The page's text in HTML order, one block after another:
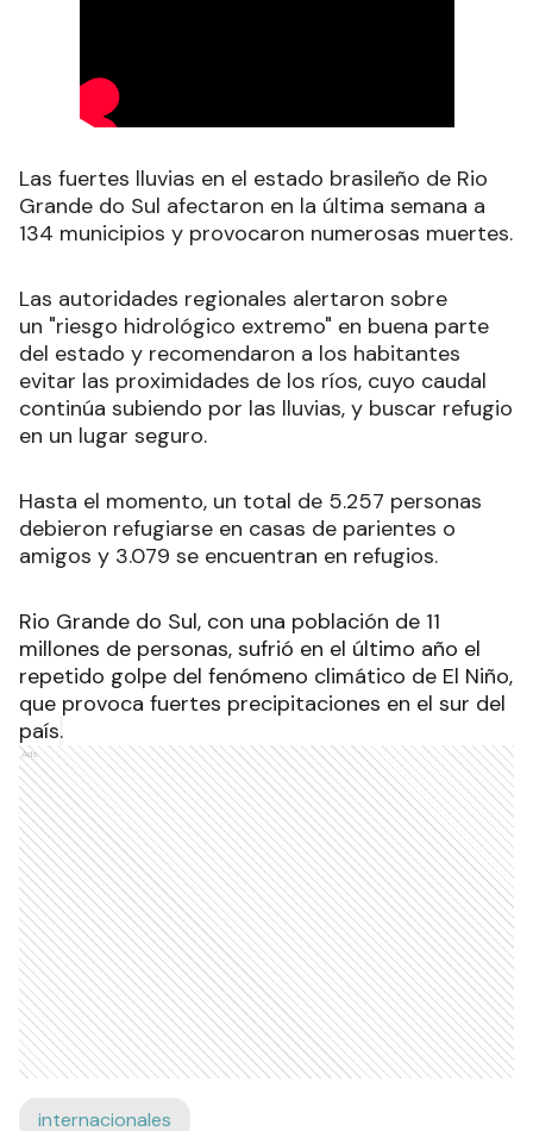
Las fuertes lluvias en el estado brasileño de Rio
Grande do Sul afectaron en la última semana a
134 municipios y provocaron numerosas muertes.
Las autoridades regionales alertaron sobre
un "riesgo hidrológico extremo" en buena parte
del estado y recomendaron a los habitantes
evitar las proximidades de los ríos, cuyo caudal
continúa subiendo por las lluvias, y buscar refugio
en un lugar seguro.
Hasta el momento, un total de 5.257 personas
debieron refugiarse en casas de parientes o
amigos y 3.079 se encuentran en refugios.
Rio Grande do Sul, con una población de 11
millones de personas, sufrió en el último año el
repetido golpe del fenómeno climático de El Niño,
que provoca fuertes precipitaciones en el sur del
país.
Ads
internacionales